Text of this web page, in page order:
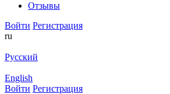
Отзывы
Войти Регистрация
ru
Русский
English
Войти Регистрация